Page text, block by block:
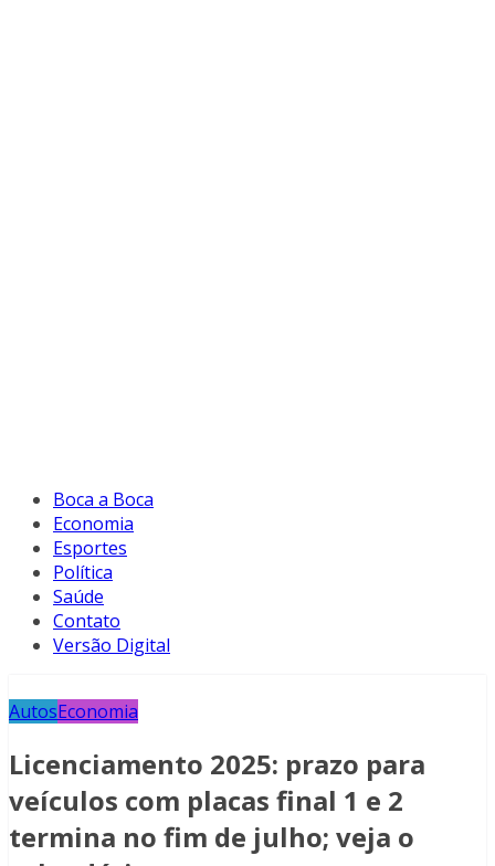
Boca a Boca
Economia
Esportes
Política
Saúde
Contato
Versão Digital
AutosEconomia
Licenciamento 2025: prazo para
veículos com placas final 1 e 2
termina no fim de julho; veja o